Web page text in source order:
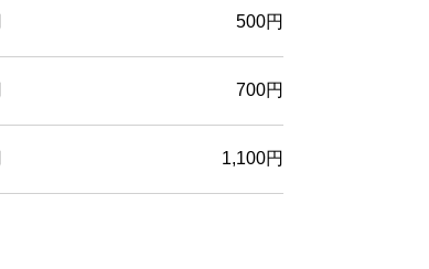
500円
700円
1,100円